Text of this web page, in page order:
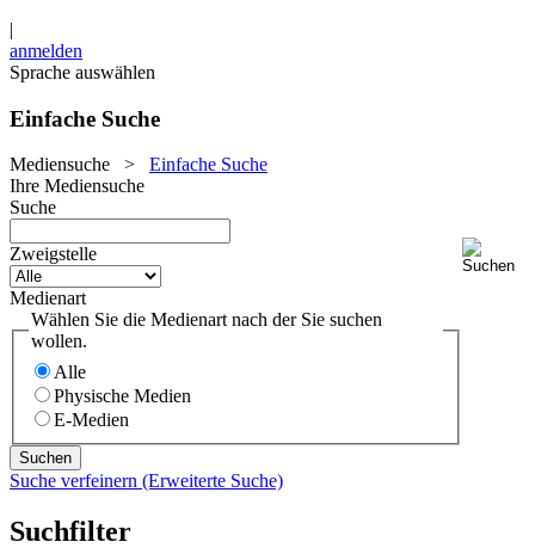
|
anmelden
Sprache auswählen
Einfache Suche
Mediensuche > Einfache Suche
Ihre Mediensuche
Suche
Zweigstelle
Medienart
Wählen Sie die Medienart nach der Sie suchen
wollen.
Alle
Physische Medien
E-Medien
Suche verfeinern (Erweiterte Suche)
Suchfilter